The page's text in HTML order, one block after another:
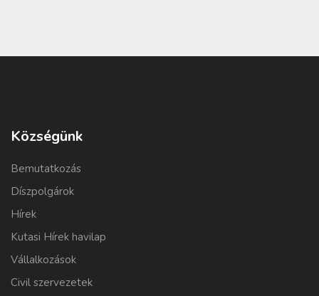
Községünk
Bemutatkozás
Díszpolgárok
Hírek
Kutasi Hírek havilap
Vállalkozások
Civil szervezetek